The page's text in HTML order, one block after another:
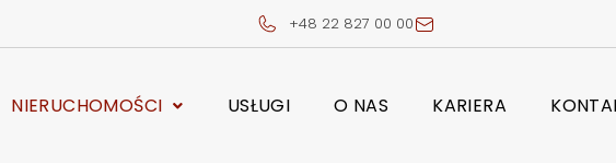
+48 22 827 00 00
NIERUCHOMOŚCI USŁUGI O NAS KARIERA